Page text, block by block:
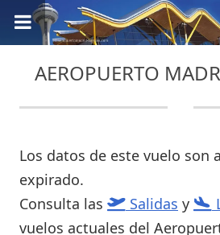
AEROPUERTO
Los datos de este vuelo son
expirado.
Consulta las
Salidas y
vuelos actuales del